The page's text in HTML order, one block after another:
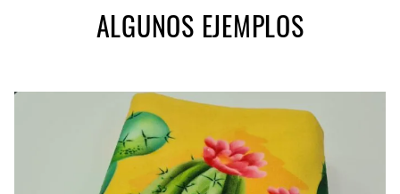
ALGUNOS EJEMPLOS